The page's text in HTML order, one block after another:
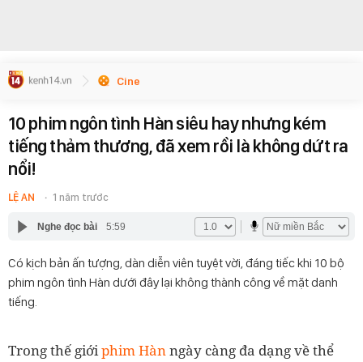
Cine
10 phim ngôn tình Hàn siêu hay nhưng kém
tiếng thảm thương, đã xem rồi là không dứt ra
nổi!
LỆ AN 1 năm trước
Nghe đọc bài 5:59
Có kịch bản ấn tượng, dàn diễn viên tuyệt vời, đáng tiếc khi 10 bộ
phim ngôn tình Hàn dưới đây lại không thành công về mặt danh
tiếng.
Trong thế giớiphim Hànngày càng đa dạng về thể